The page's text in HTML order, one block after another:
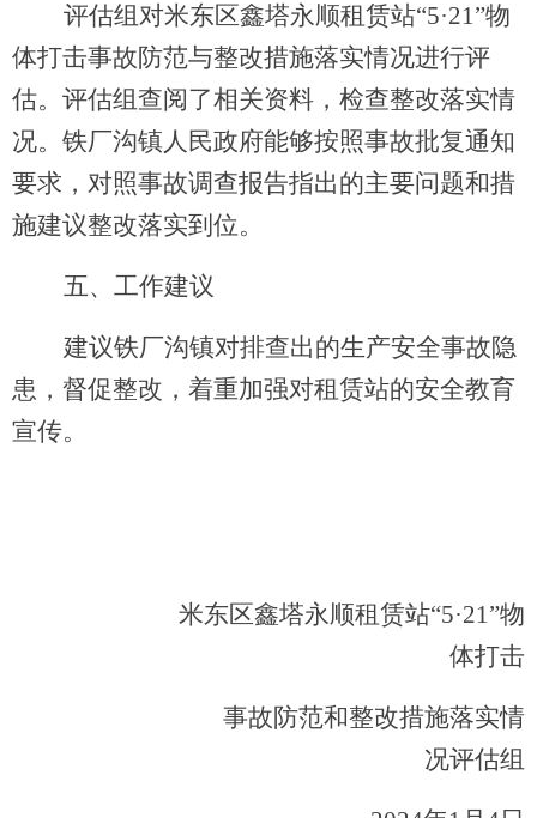
评估组对米东区鑫塔永顺租赁站“5·21”物
体打击事故防范与整改措施落实情况进行评
估。评估组查阅了相关资料，检查整改落实情
况。铁厂沟镇人民政府能够按照事故批复通知
要求，对照事故调查报告指出的主要问题和措
施建议整改落实到位。
五、工作建议
建议铁厂沟镇对排查出的生产安全事故隐
患，督促整改，着重加强对租赁站的安全教育
宣传。
米东区鑫塔永顺租赁站“5·21”物
体打击
事故防范和整改措施落实情
况评估组